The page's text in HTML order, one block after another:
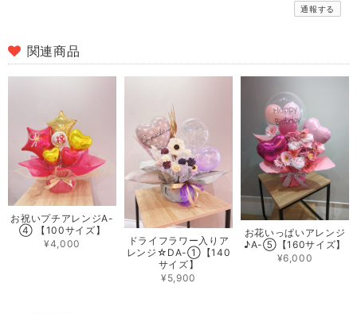
通報する
関連商品
お祝いプチアレンジA-
④ 【100サイズ】
¥4,000
ドライフラワー入りア
レンジ☆DA-①【140
サイズ】
¥5,900
お花いっぱいアレンジ
♪A-⑤【160サイズ】
¥6,000